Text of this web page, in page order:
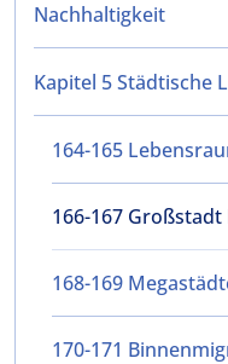
Nachhaltigkeit
Kapitel 5 Städtische
164-165
166-167 Großstadt
168-169
170-171